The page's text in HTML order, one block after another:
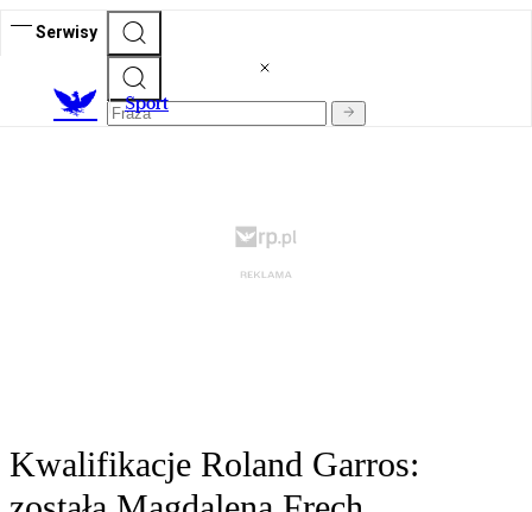
Serwisy
Sport
Kwalifikacje Roland Garros: